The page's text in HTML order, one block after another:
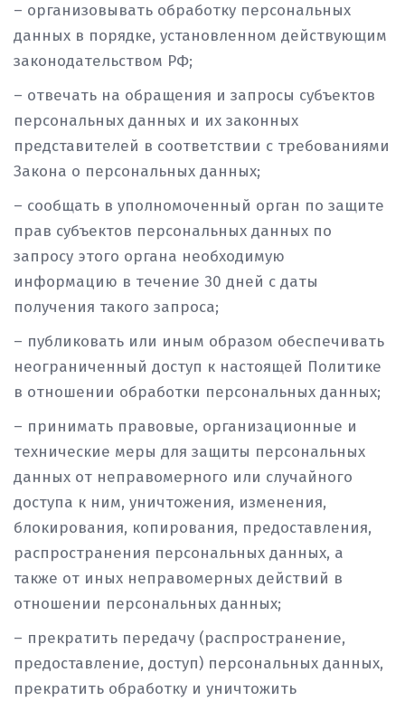
– организовывать обработку персональных
данных в порядке, установленном действующим
законодательством РФ;
– отвечать на обращения и запросы субъектов
персональных данных и их законных
представителей в соответствии с требованиями
Закона о персональных данных;
– сообщать в уполномоченный орган по защите
прав субъектов персональных данных по
запросу этого органа необходимую
информацию в течение 30 дней с даты
получения такого запроса;
– публиковать или иным образом обеспечивать
неограниченный доступ к настоящей Политике
в отношении обработки персональных данных;
– принимать правовые, организационные и
технические меры для защиты персональных
данных от неправомерного или случайного
доступа к ним, уничтожения, изменения,
блокирования, копирования, предоставления,
распространения персональных данных, а
также от иных неправомерных действий в
отношении персональных данных;
– прекратить передачу (распространение,
предоставление, доступ) персональных данных,
прекратить обработку и уничтожить